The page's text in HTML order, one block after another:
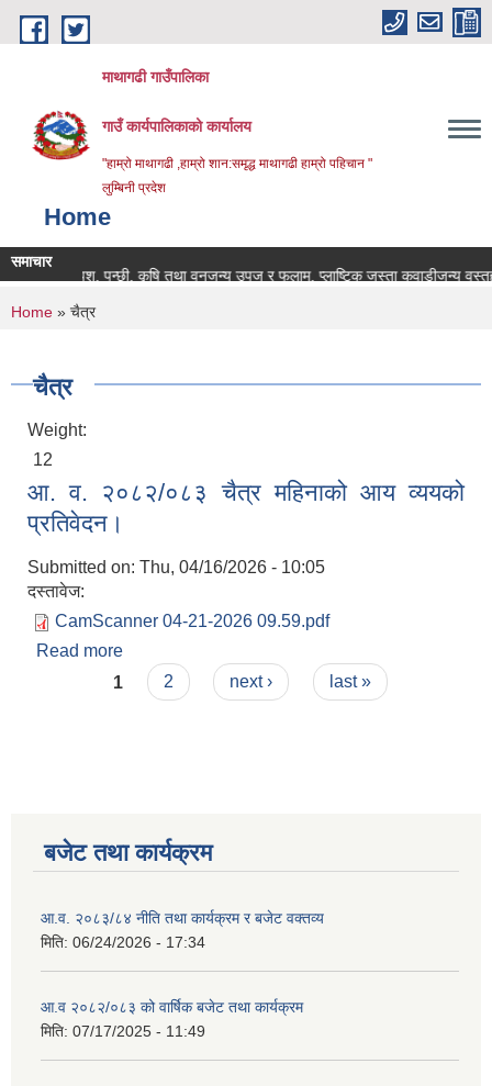
Skip to main content
माथागढी गाउँपालिका
गाउँ कार्यपालिकाको कार्यालय
"हाम्रो माथागढी ,हाम्रो शान:समृद्ध माथागढी हाम्रो पहिचान "
लुम्बिनी प्रदेश
Home
समाचार
पशु, पन्छी, कृषि तथा वनजन्य उपज र फलाम, प्लाष्टिक जस्ता कवाडीजन्य
You are here
Home » चैत्र
चैत्र
Weight:
12
आ. व. २०८२/०८३ चैत्र महिनाको आय व्ययको
प्रतिवेदन।
Submitted on: Thu, 04/16/2026 - 10:05
दस्तावेज:
CamScanner 04-21-2026 09.59.pdf
Read more
प्रतिवेदन।
Pages
1 2 next › last »
बजेट तथा कार्यक्रम
आ.व. २०८३/८४ नीति तथा कार्यक्रम र बजेट वक्तव्य
मिति: 06/24/2026 - 17:34
आ.व २०८२/०८३ को वार्षिक बजेट तथा कार्यक्रम
मिति: 07/17/2025 - 11:49